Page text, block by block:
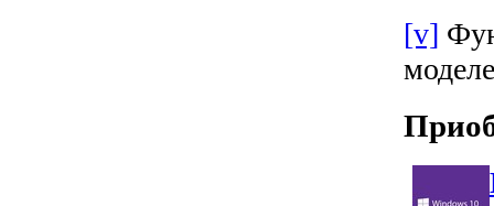
[v]